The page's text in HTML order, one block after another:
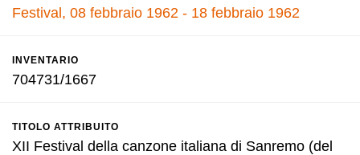
Festival, 08 febbraio 1962 - 18 febbraio 1962
INVENTARIO
704731/1667
TITOLO ATTRIBUITO
XII Festival della canzone italiana di Sanremo (del